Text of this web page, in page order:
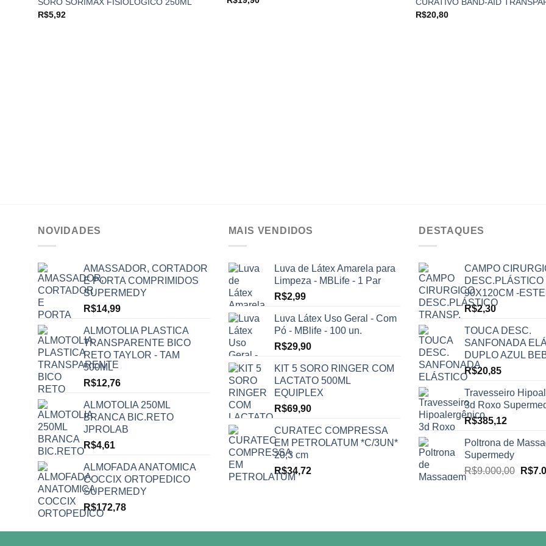
R$5,92
R$20,80
NOVIDADES
AMASSADOR, CORTADOR
E PORTA COMPRIMIDOS
SUPERMEDY
R$14,99
ALMOTOLIA PLASTICA
TRANSPARENTE BICO
RETO TAYLOR - TAM
500ML
R$12,76
ALMOTOLIA 250ML
BRANCA BIC.RETO
JPROLAB
R$4,61
ALMOFADA ANATOMICA
COCCIX ORTOPEDICO
SUPERMEDY
R$172,78
MAIS VENDIDOS
Luva de Látex Amarela para
Limpeza - MBLife - 1 Par
R$2,99
Luva Látex Uso Geral - Com
Pó - MBlife - 100 un.
R$29,90
KIT 5 SORO RINGER COM
LACTATO 500ML
EQUIPLEX
R$69,90
CURATEC COMPRESSA
EM PETROLATUM *C/3UN*
20,3 cm
R$34,72
DESTAQUES
CAMPO
DESC.PLÁSTICO
90X120CM -
R$2,30
TOUCA DESC.
SANFONADA
DUPLO AZUL
R$20,85
Travesseiro
3d Roxo
R$385,12
Poltrona de
Supermedy
R$9.000,00 O
R$